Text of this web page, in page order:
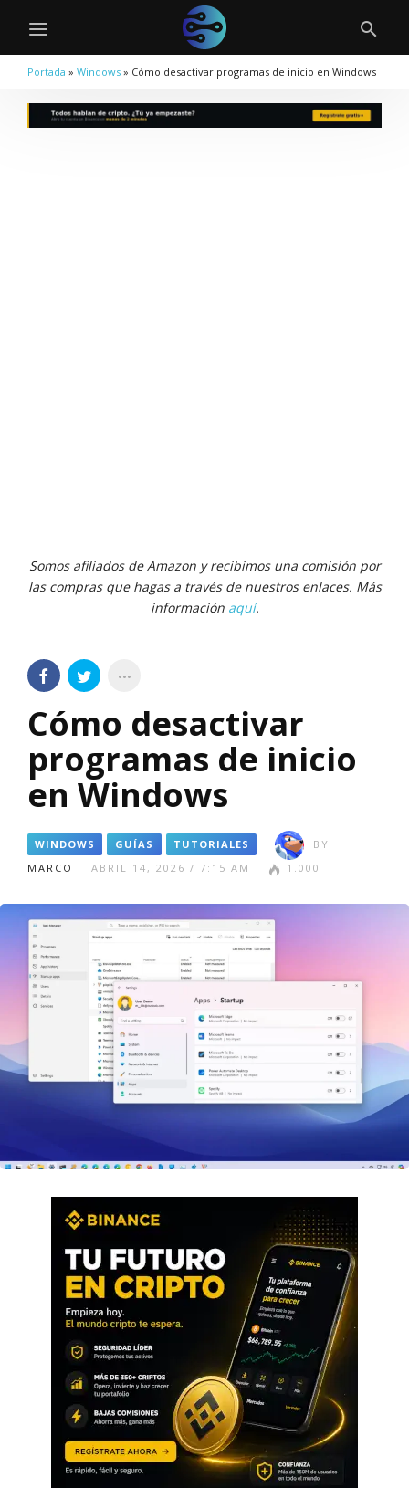
Portada » Windows » Cómo desactivar programas de inicio en Windows
Somos afiliados de Amazon y recibimos una comisión por
las compras que hagas a través de nuestros enlaces. Más
información aquí.
Cómo desactivar
programas de inicio
en Windows
WINDOWS GUÍAS TUTORIALES
BY
MARCO
ABRIL 14, 2026 / 7:15 AM 1.000